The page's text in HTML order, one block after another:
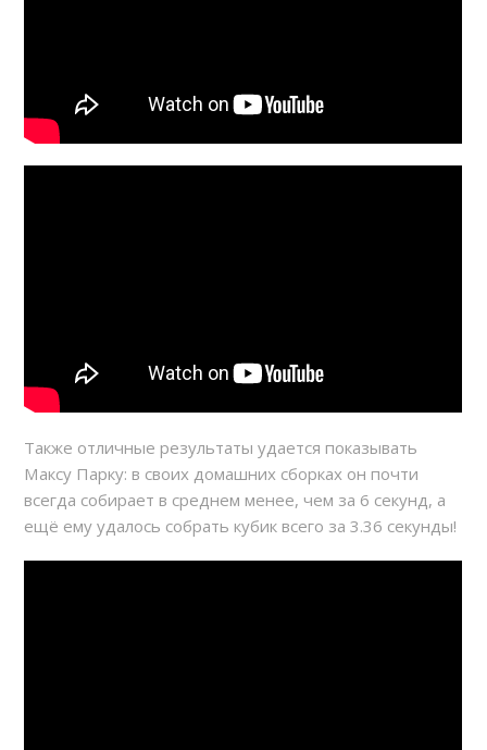
Также отличные результаты удается показывать
Максу Парку: в своих домашних сборках он почти
всегда собирает в среднем менее, чем за 6 секунд, а
ещё ему удалось собрать кубик всего за 3.36 секунды!